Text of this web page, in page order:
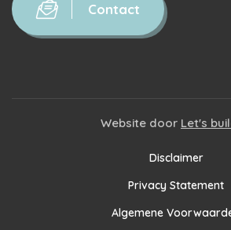
Contact
Website door Let's
Disclaimer
Privacy Statement
Algemene